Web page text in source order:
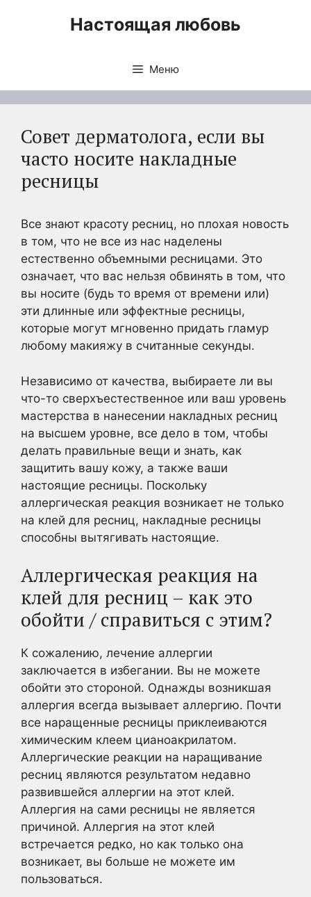
Настоящая любовь
Меню
Совет дерматолога, если вы
часто носите накладные
ресницы
Все знают красоту ресниц, но плохая новость
в том, что не все из нас наделены
естественно объемными ресницами. Это
означает, что вас нельзя обвинять в том, что
вы носите (будь то время от времени или)
эти длинные или эффектные ресницы,
которые могут мгновенно придать гламур
любому макияжу в считанные секунды.
Независимо от качества, выбираете ли вы
что-то сверхъестественное или ваш уровень
мастерства в нанесении накладных ресниц
на высшем уровне, все дело в том, чтобы
делать правильные вещи и знать, как
защитить вашу кожу, а также ваши
настоящие ресницы. Поскольку
аллергическая реакция возникает не только
на клей для ресниц, накладные ресницы
способны вытягивать настоящие.
Аллергическая реакция на
клей для ресниц – как это
обойти / справиться с этим?
К сожалению, лечение аллергии
заключается в избегании. Вы не можете
обойти это стороной. Однажды возникшая
аллергия всегда вызывает аллергию. Почти
все наращенные ресницы приклеиваются
химическим клеем цианоакрилатом.
Аллергические реакции на наращивание
ресниц являются результатом недавно
развившейся аллергии на этот клей.
Аллергия на сами ресницы не является
причиной. Аллергия на этот клей
встречается редко, но как только она
возникает, вы больше не можете им
пользоваться.